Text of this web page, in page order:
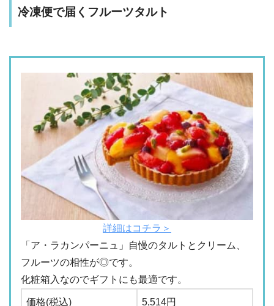
冷凍便で届くフルーツタルト
詳細はコチラ＞
「ア・ラカンパーニュ」自慢のタルトとクリーム、
フルーツの相性が◎です。
化粧箱入なのでギフトにも最適です。
価格(税込) 5,514円